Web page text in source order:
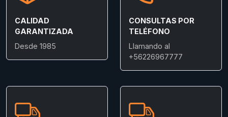
CALIDAD
GARANTIZADA
Desde 1985
CONSULTAS POR
TELÉFONO
Llamando al
+56226967777